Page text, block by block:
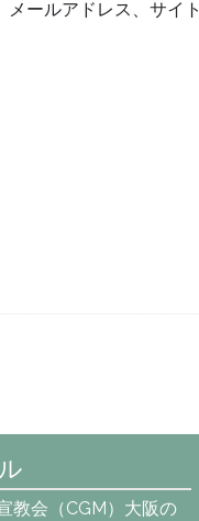
ールアドレス、サイト
教会（CGM）大阪の